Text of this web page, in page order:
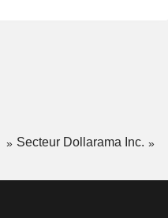
Secteur Dollarama Inc.